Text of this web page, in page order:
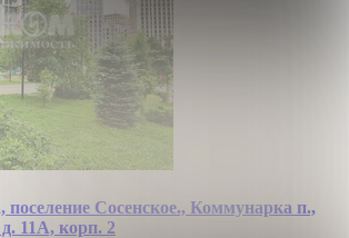
поселение Сосенское., Коммунарка п.,
11А, корп. 2